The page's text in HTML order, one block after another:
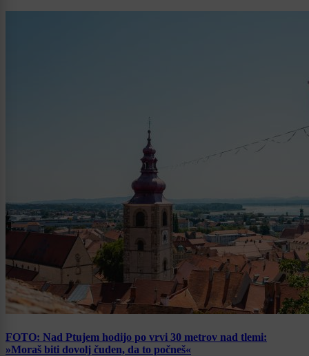
FOTO: Nad Ptujem hodijo po vrvi 30 metrov nad tlemi:
»Moraš biti dovolj čuden, da to počneš«